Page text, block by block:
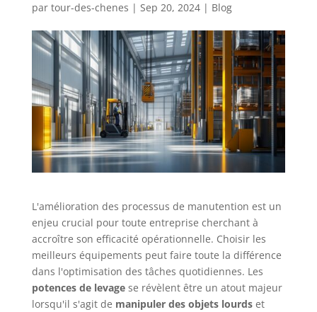
par tour-des-chenes | Sep 20, 2024| Blog
L'amélioration des processus de manutention est un
enjeu crucial pour toute entreprise cherchant à
accroître son efficacité opérationnelle. Choisir les
meilleurs équipements peut faire toute la différence
dans l'optimisation des tâches quotidiennes. Les
potences de levagese révèlent être un atout majeur
lorsqu'il s'agit de manipuler des objets lourdset